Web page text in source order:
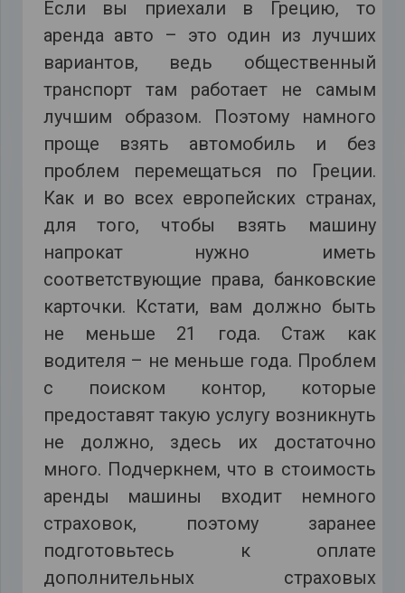
Если вы приехали в Грецию, то
аренда авто – это один из лучших
вариантов, ведь общественный
транспорт там работает не самым
лучшим образом. Поэтому намного
проще взять автомобиль и без
проблем перемещаться по Греции.
Как и во всех европейских странах,
для того, чтобы взять машину
напрокат нужно иметь
соответствующие права, банковские
карточки. Кстати, вам должно быть
не меньше 21 года. Стаж как
водителя – не меньше года. Проблем
с поиском контор, которые
предоставят такую услугу возникнуть
не должно, здесь их достаточно
много. Подчеркнем, что в стоимость
аренды машины входит немного
страховок, поэтому заранее
подготовьтесь к оплате
дополнительных страховых